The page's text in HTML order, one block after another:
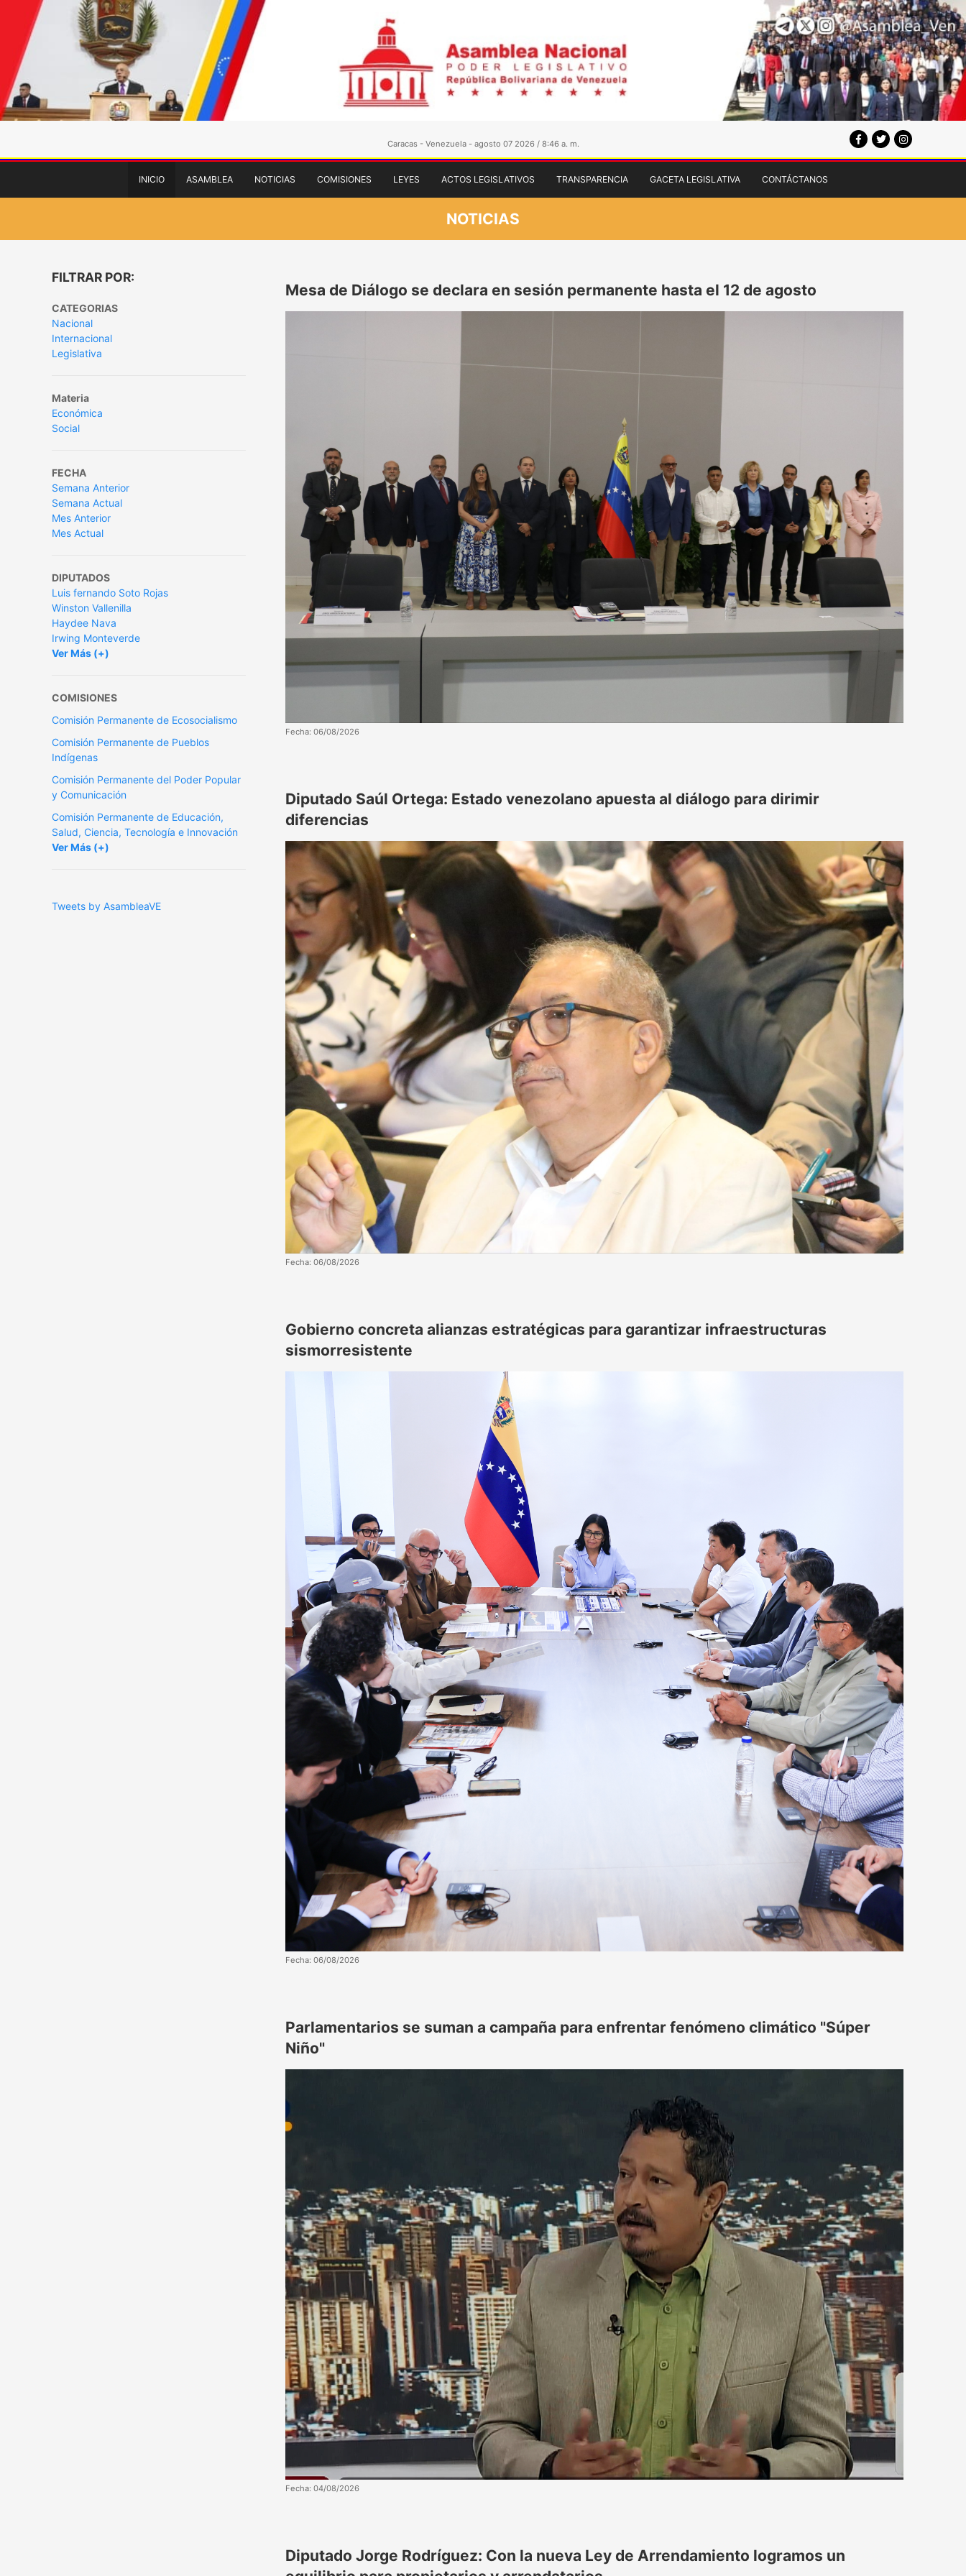
Caracas - Venezuela - agosto 07 2026 / 8:46 a. m.
INICIO ASAMBLEA NOTICIAS COMISIONES LEYES ACTOS LEGISLATIVOS TRANSPARENCIA GACETA LEGISLATIVA CONTÁCTANOS
NOTICIAS
FILTRAR POR:
CATEGORIAS
Nacional
Internacional
Legislativa
Materia
Económica
Social
FECHA
Semana Anterior
Semana Actual
Mes Anterior
Mes Actual
DIPUTADOS
Luis fernando Soto Rojas
Winston Vallenilla
Haydee Nava
Irwing Monteverde
Ver Más (+)
COMISIONES
Comisión Permanente de Ecosocialismo
Comisión Permanente de Pueblos
Indígenas
Comisión Permanente del Poder Popular
y Comunicación
Comisión Permanente de Educación,
Salud, Ciencia, Tecnología e Innovación
Ver Más (+)
Tweets by AsambleaVE
Mesa de Diálogo se declara en sesión permanente hasta el 12 de agosto
Fecha: 06/08/2026
Diputado Saúl Ortega: Estado venezolano apuesta al diálogo para dirimir
diferencias
Fecha: 06/08/2026
Gobierno concreta alianzas estratégicas para garantizar infraestructuras
sismorresistente
Fecha: 06/08/2026
Parlamentarios se suman a campaña para enfrentar fenómeno climático "Súper
Niño"
Fecha: 04/08/2026
Diputado Jorge Rodríguez: Con la nueva Ley de Arrendamiento logramos un